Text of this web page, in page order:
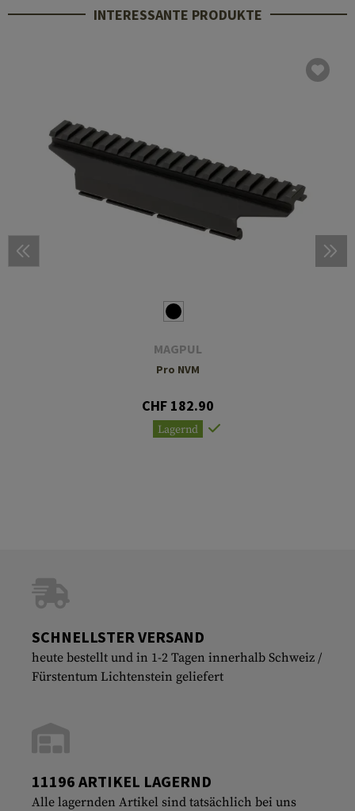
INTERESSANTE PRODUKTE
MAGPUL
Pro NVM
CHF 182.90
Lagernd
SCHNELLSTER VERSAND
heute bestellt und in 1-2 Tagen innerhalb Schweiz /
Fürstentum Lichtenstein geliefert
11196 ARTIKEL LAGERND
Alle lagernden Artikel sind tatsächlich bei uns